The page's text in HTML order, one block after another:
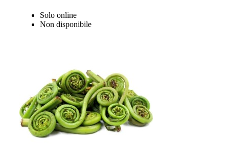
Solo online
Non disponibile